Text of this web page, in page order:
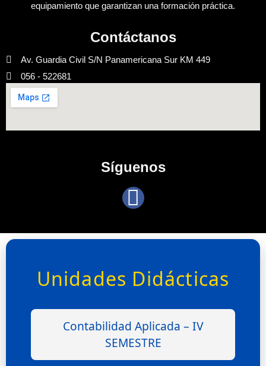
equipamiento que garantizan una formación práctica.
Contáctanos
Av. Guardia Civil S/N Panamericana Sur KM 449
056 - 522681
Síguenos
Unidades Didácticas
Contabilidad Aplicada – IV
SEMESTRE